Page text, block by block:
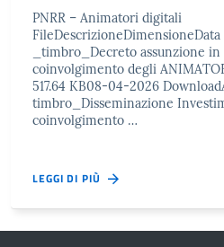
PNRR – Animatori digitali
_timbro_Decreto assunzione
coinvolgimento degli
517.64 KB08-04-2026
timbro_Disseminazione
coinvolgimento …
LEGGI DI PIÙ